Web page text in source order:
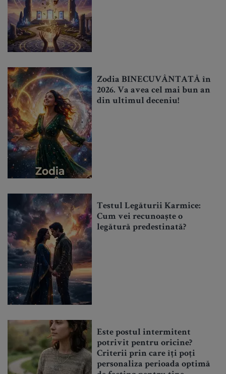
Zodia BINECUVÂNTATĂ în
2026. Va avea cel mai bun an
din ultimul deceniu!
Testul Legăturii Karmice:
Cum vei recunoaște o
legătură predestinată?
Este postul intermitent
potrivit pentru oricine?
Criterii prin care îți poți
personaliza perioada optimă